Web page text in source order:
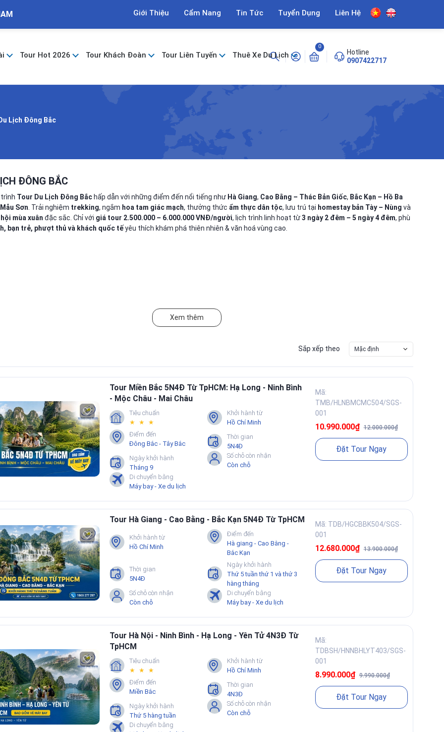
Giới Thiệu Cẩm Nang Tin Tức Tuyển Dụng Liên Hệ
Tour Hot 2026 Tour Khách Đoàn Tour Liên Tuyến Thuê Xe Du Lịch
0
Hotline
0907422717
Lịch Đông Bắc
ĐÔNG BẮC
Tour Du Lịch Đông Bắc hấp dẫn với những điểm đến nổi tiếng như Hà Giang, Cao Bằng – Thác Bản Giốc, Bắc Kạn – Hồ Ba
Sơn . Trải nghiệm trekking, ngắm hoa tam giác mạch, thưởng thức ẩm thực dân tộc, lưu trú tại homestay bản Tày – Nùng và
mùa xuân đặc sắc. Chỉ với giá tour 2.500.000 – 6.000.000 VNĐ/người, lịch trình linh hoạt từ3 ngày 2 đêm – 5 ngày 4 đêm, phù
bạn trẻ, phượt thủ và khách quốc tếyêu thích khám phá thiên nhiên & văn hoá vùng cao.
Xem thêm
Sắp xếp theo Mặc định
Tour Miền Bắc 5N4Đ Từ TpHCM: Hạ Long - Ninh Bình
- Mộc Châu - Mai Châu
Tiêu chuẩn
★ ★ ★
Khởi hành từ
Hồ Chí Minh
Điểm đến
Đông Bắc - Tây Bắc
Thời gian
5N4Đ
Ngày khởi hành
Tháng 9
Số chỗ còn nhận
Còn chỗ
Di chuyển bằng
Máy bay - Xe du lịch
Mã:
TMB/HLNBMCMC504/SGS-
001
10.990.000₫12.000.000₫
Đặt Tour Ngay
Tour Hà Giang - Cao Bằng - Bắc Kạn 5N4Đ Từ TpHCM
Khởi hành từ
Hồ Chí Minh
Điểm đến
Hà giang - Cao Bằng -
Bắc Kạn
Thời gian
5N4Đ
Ngày khởi hành
Thứ 5 tuần thứ 1 và thứ 3
hàng tháng
Số chỗ còn nhận
Còn chỗ
Di chuyển bằng
Máy bay - Xe du lịch
Mã: TDB/HGCBBK504/SGS-
001
12.680.000₫13.900.000₫
Đặt Tour Ngay
Tour Hà Nội - Ninh Bình - Hạ Long - Yên Tử 4N3Đ Từ
TpHCM
Tiêu chuẩn
★ ★ ★
Khởi hành từ
Hồ Chí Minh
Điểm đến
Miền Bắc
Thời gian
4N3Đ
Ngày khởi hành
Thứ 5 hàng tuần
Số chỗ còn nhận
Còn chỗ
Di chuyển bằng
Mã:
TDBSH/HNNBHLYT403/SGS-
001
8.990.000₫9.990.000₫
Đặt Tour Ngay